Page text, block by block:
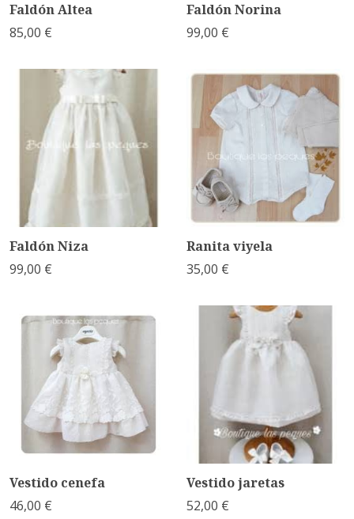
Faldón Altea
85,00 €
Faldón Norina
99,00 €
Faldón Niza
99,00 €
Ranita viyela
35,00 €
Vestido cenefa
46,00 €
Vestido jaretas
52,00 €